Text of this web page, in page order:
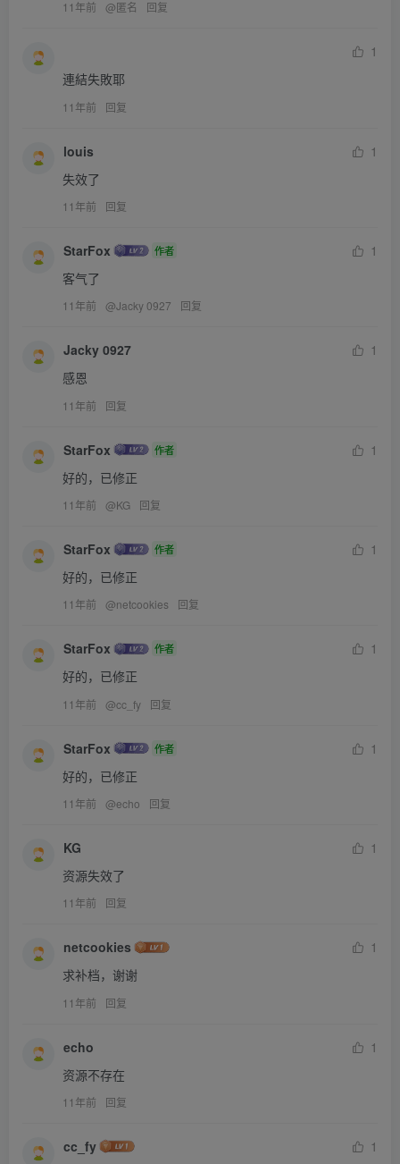
11年前 @匿名 回复
1
連結失敗耶
11年前 回复
louis
1
失效了
11年前 回复
StarFox 作者
1
客气了
11年前 @Jacky 0927 回复
Jacky 0927
1
感恩
11年前 回复
StarFox 作者
1
好的，已修正
11年前 @KG 回复
StarFox 作者
1
好的，已修正
11年前 @netcookies 回复
StarFox 作者
1
好的，已修正
11年前 @cc_fy 回复
StarFox 作者
1
好的，已修正
11年前 @echo 回复
KG
1
资源失效了
11年前 回复
netcookies
1
求补档，谢谢
11年前 回复
echo
1
资源不存在
11年前 回复
cc_fy
1